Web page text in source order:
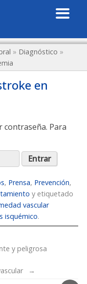
» Diagnóstico »
en
Para
, Prensa, Prevención,
y etiquetado
vascular
isquémico.
y peligrosa
→